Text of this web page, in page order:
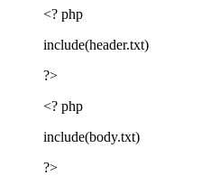
<? php
include(header.txt)
?>
<? php
include(body.txt)
?>